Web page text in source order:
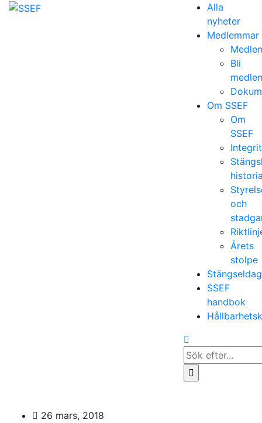
Alla
nyheter
Medlemmar
Bli
Om SSEF
Om
SSEF
och
Årets
stolpe
SSEF
handbok
Search
for...
26 mars, 2018